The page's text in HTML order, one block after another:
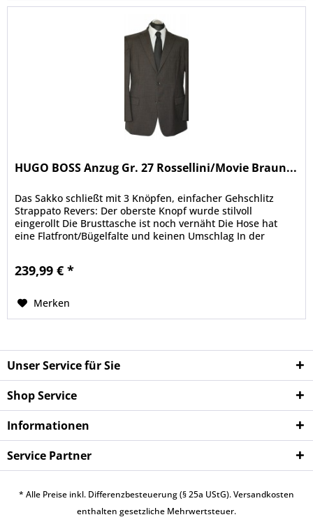
HUGO BOSS Anzug Gr. 27 Rossellini/Movie Braun...
Das Sakko schließt mit 3 Knöpfen, einfacher Gehschlitz
Strappato Revers: Der oberste Knopf wurde stilvoll
eingerollt Die Brusttasche ist noch vernäht Die Hose hat
eine Flatfront/Bügelfalte und keinen Umschlag In der
239,99 € *
Merken
Unser Service für Sie
Shop Service
Informationen
Service Partner
* Alle Preise inkl. Differenzbesteuerung (§ 25a UStG).Versandkosten
enthalten gesetzliche Mehrwertsteuer.